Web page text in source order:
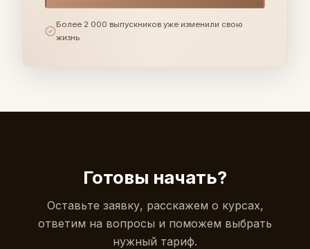
Более 2 000 выпускников уже изменили свою
жизнь
Готовы начать?
Оставьте заявку, расскажем о курсах,
ответим на вопросы и поможем выбрать
нужный тариф.